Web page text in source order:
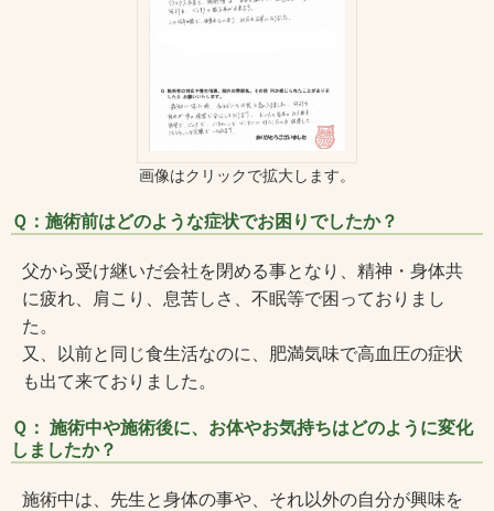
画像はクリックで拡大します。
Ｑ：施術前はどのような症状でお困りでしたか？
父から受け継いだ会社を閉める事となり、精神・身体共
に疲れ、肩こり、息苦しさ、不眠等で困っておりまし
た。
又、以前と同じ食生活なのに、肥満気味で高血圧の症状
も出て来ておりました。
Ｑ： 施術中や施術後に、お体やお気持ちはどのように変化
しましたか？
施術中は、先生と身体の事や、それ以外の自分が興味を